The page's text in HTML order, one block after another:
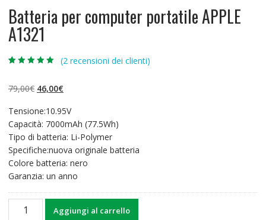
Batteria per computer portatile APPLE
A1321
base di
recensioni
(2 recensioni dei clienti)
79,00€ Il
originale
era:
79,00€.
46,00€Il
attuale
è:
46,00€.
Tensione:10.95V
Capacità: 7000mAh (77.5Wh)
Tipo di batteria: Li-Polymer
Specifiche:nuova originale batteria
Colore batteria: nero
Garanzia: un anno
Batteria
Aggiungi al carrello